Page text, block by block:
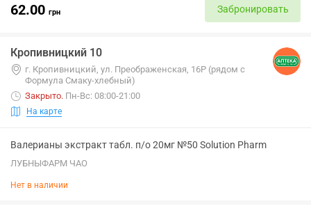
62.00 грн Забронировать
Кропивницкий 10
г. Кропивницкий, ул. Преображенская, 16Р (рядом с
Формула Смаку-хлебный)
Закрыто. Пн-Вс: 08:00-21:00
На карте
Валерианы экстракт табл. п/о 20мг №50 Solution Pharm
ЛУБНЫФАРМ ЧАО
Нет в наличии